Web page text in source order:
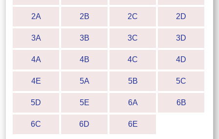
2A 2B 2C 2D
3A 3B 3C 3D
4A 4B 4C 4D
4E 5A 5B 5C
5D 5E 6A 6B
6C 6D 6E